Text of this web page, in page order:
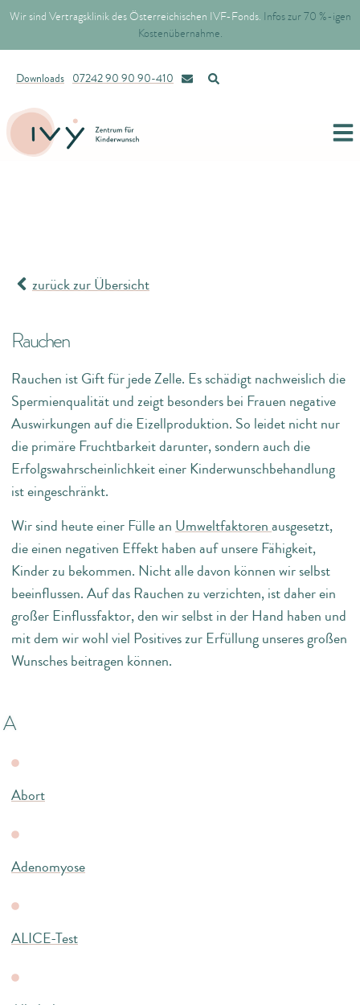
Wir sind Vertragsklinik des Österreichischen IVF-Fonds. Infos zur 70 %-igen
Kostenübernahme.
Downloads 07242 90 90 90-410
zurück zur Übersicht
Rauchen
Rauchen ist Gift für jede Zelle. Es schädigt nachweislich die
Spermienqualität und zeigt besonders bei Frauen negative
Auswirkungen auf die Eizellproduktion. So leidet nicht nur
die primäre Fruchtbarkeit darunter, sondern auch die
Erfolgswahrscheinlichkeit einer Kinderwunschbehandlung
ist eingeschränkt.
Wir sind heute einer Fülle an Umweltfaktorenausgesetzt,
die einen negativen Effekt haben auf unsere Fähigkeit,
Kinder zu bekommen. Nicht alle davon können wir selbst
beeinflussen. Auf das Rauchen zu verzichten, ist daher ein
großer Einflussfaktor, den wir selbst in der Hand haben und
mit dem wir wohl viel Positives zur Erfüllung unseres großen
Wunsches beitragen können.
A
Abort
Adenomyose
ALICE-Test